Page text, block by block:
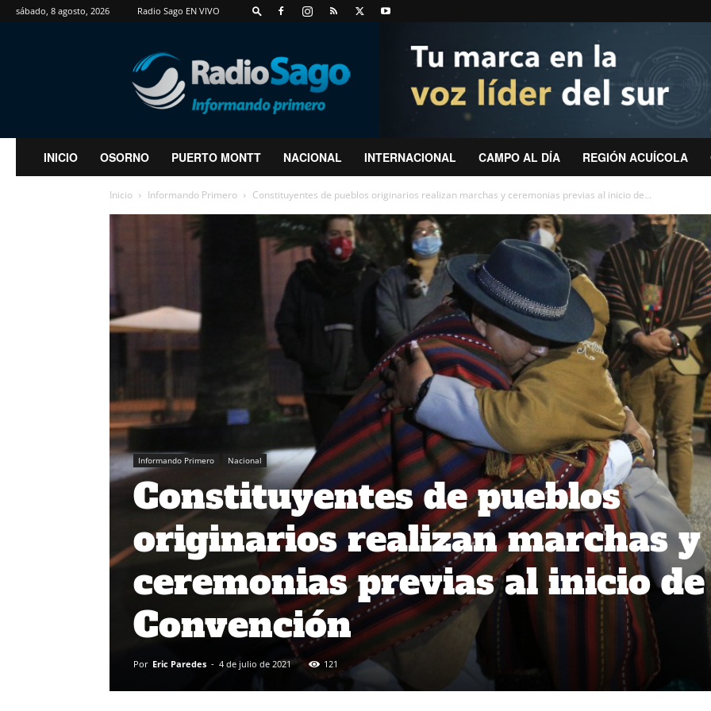
sábado, 8 agosto, 2026 Radio Sago EN VIVO
RadioSago
INICIO OSORNO PUERTO MONTT NACIONAL INTERNACIONAL CAMPO AL DÍA REGIÓN ACUÍCOLA
Inicio Informando Primero Constituyentes de pueblos originarios realizan marchas y ceremonias previas al inicio de...
Informando Primero Nacional
Constituyentes de pueblos
originarios realizan marchas y
ceremonias previas al inicio
Convención
Por Eric Paredes - 4 de julio de 2021 121